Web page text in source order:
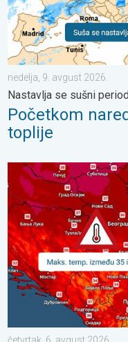
nedelja, 9. avgust 2026.
Nastavlja se sušni
Početkom
toplije
Vruće, ali i malo